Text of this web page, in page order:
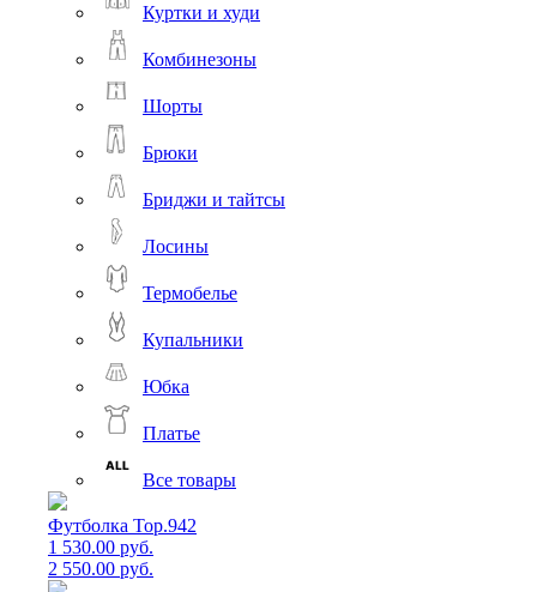
Куртки и худи
Комбинезоны
Шорты
Брюки
Бриджи и тайтсы
Лосины
Термобелье
Купальники
Юбка
Платье
Все товары
Футболка Top.942
1 530.00 руб.
2 550.00 руб.